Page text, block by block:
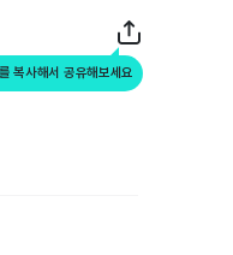
복사해서 공유해보세요